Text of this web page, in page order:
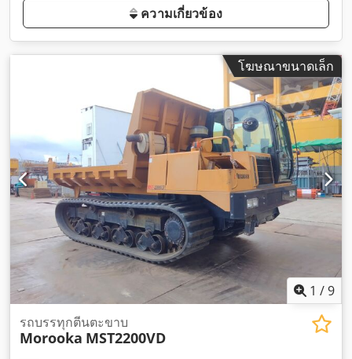
ความเกี่ยวข้อง
โฆษณาขนาดเล็ก
1 /9
รถบรรทุกตีนตะขาบ
Morooka MST2200VD